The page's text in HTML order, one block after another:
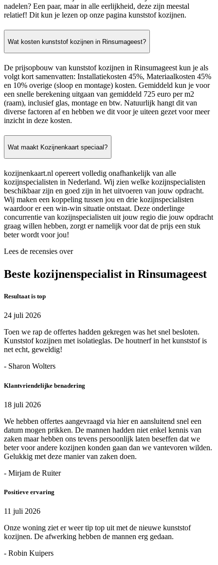
nadelen? Een paar, maar in alle eerlijkheid, deze zijn meestal
relatief! Dit kun je lezen op onze pagina kunststof kozijnen.
Wat kosten kunststof kozijnen in Rinsumageest?
De prijsopbouw van kunststof kozijnen in Rinsumageest kun je als
volgt kort samenvatten: Installatiekosten 45%, Materiaalkosten 45%
en 10% overige (sloop en montage) kosten. Gemiddeld kun je voor
een snelle berekening uitgaan van gemiddeld 725 euro per m2
(raam), inclusief glas, montage en btw. Natuurlijk hangt dit van
diverse factoren af en hebben we dit voor je uiteen gezet voor meer
inzicht in deze kosten.
Wat maakt Kozijnenkaart speciaal?
kozijnenkaart.nl opereert volledig onafhankelijk van alle
kozijnspecialisten in Nederland. Wij zien welke kozijnspecialisten
beschikbaar zijn en goed zijn in het uitvoeren van jouw opdracht.
Wij maken een koppeling tussen jou en drie kozijnspecialisten
waardoor er een win-win situatie ontstaat. Deze onderlinge
concurrentie van kozijnspecialisten uit jouw regio die jouw opdracht
graag willen hebben, zorgt er namelijk voor dat de prijs een stuk
beter wordt voor jou!
Lees de recensies over
Beste kozijnenspecialist in Rinsumageest
Resultaat is top
24 juli 2026
Toen we rap de offertes hadden gekregen was het snel besloten.
Kunststof kozijnen met isolatieglas. De houtnerf in het kunststof is
net echt, geweldig!
- Sharon Wolters
Klantvriendelijke benadering
18 juli 2026
We hebben offertes aangevraagd via hier en aansluitend snel een
datum mogen prikken. De mannen hadden niet enkel kennis van
zaken maar hebben ons tevens persoonlijk laten beseffen dat we
beter voor andere kozijnen konden gaan dan we vantevoren wilden.
Gelukkig met deze manier van zaken doen.
- Mirjam de Ruiter
Positieve ervaring
11 juli 2026
Onze woning ziet er weer tip top uit met de nieuwe kunststof
kozijnen. De afwerking hebben de mannen erg gedaan.
- Robin Kuipers